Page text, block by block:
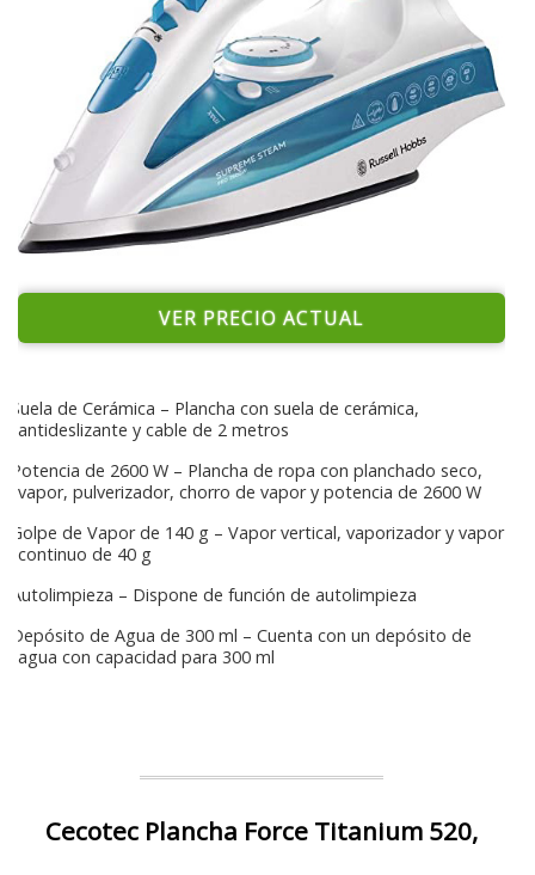
VER PRECIO ACTUAL
Suela de Cerámica – Plancha con suela de cerámica,
antideslizante y cable de 2 metros
Potencia de 2600 W – Plancha de ropa con planchado seco,
vapor, pulverizador, chorro de vapor y potencia de 2600 W
Golpe de Vapor de 140 g – Vapor vertical, vaporizador y vapor
continuo de 40 g
Autolimpieza – Dispone de función de autolimpieza
Depósito de Agua de 300 ml – Cuenta con un depósito de
agua con capacidad para 300 ml
Cecotec Plancha Force Titanium 520,